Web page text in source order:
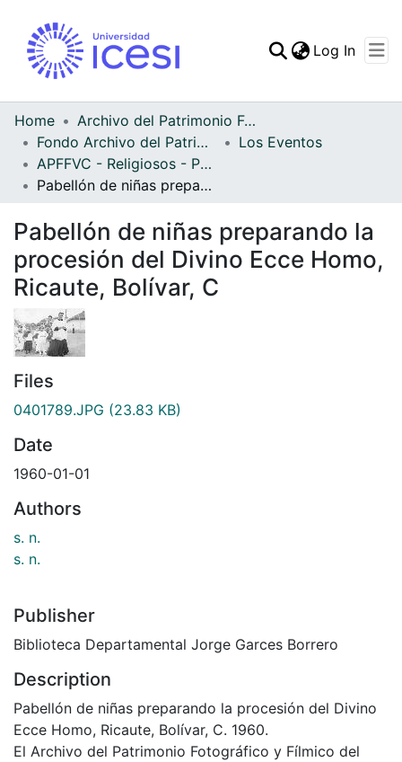
Statistics
Log In
Home
Archivo del Patrimonio Fotográfico y Fílmico del Valle del Cauca
Fondo Archivo del Patrimonio Fotográfico y Fílmico del Valle del Cauca
Los Eventos
APFFVC - Religiosos - Patrimonial
Pabellón de niñas preparando la procesión del Divino Ecce Homo, Ricaute, Bolívar, C
Pabellón de niñas preparando la
procesión del Divino Ecce Homo,
Ricaute, Bolívar, C
Files
0401789.JPG (23.83 KB)
Date
1960-01-01
Authors
s. n.
s. n.
Publisher
Biblioteca Departamental Jorge Garces Borrero
Description
Pabellón de niñas preparando la procesión del Divino
Ecce Homo, Ricaute, Bolívar, C. 1960.
El Archivo del Patrimonio Fotográfico y Fílmico del